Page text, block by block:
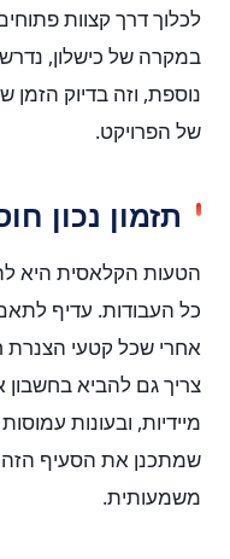
לכלוך דרך קצוות
במקרה של כישלון, נדרש
נוספת, וזה בדיוק הזמן
של הפרויקט.
תזמון נכון
הטעות הקלאסית היא
כל העבודות. עדיף
אחרי שכל קטעי הצנרת
צריך גם להביא
מיידיות, ובעונות
שמתכנן את הסעיף
משמעותית.